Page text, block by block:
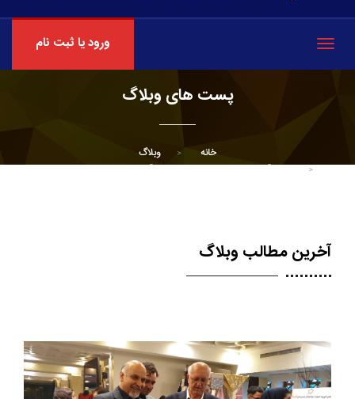
Toggle
ورود یا ثبت نام
پست های وبلاگ
خانه
وبلاگ
جناب آقای دکتر علیرضا نبی اسطوره کارآفرینی و مسئولیت اجتماعی
آخرین مطالب وبلاگ